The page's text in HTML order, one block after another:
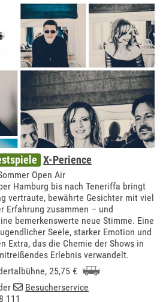
X-Perience
Open Air
Hamburg bis nach Teneriffa bringt
vertraute, bewährte Gesichter mit viel
Erfahrung zusammen – und
bemerkenswerte neue Stimme. Eine
Seele, starker Emotion und
Extra, das die Chemie der Shows in
Erlebnis verwandelt.
, 25,75 €
Besucherservice
111